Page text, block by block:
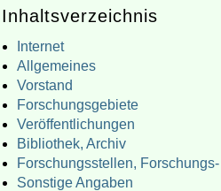
Inhaltsverzeichnis
Internet
Allgemeines
Vorstand
Forschungsgebiete
Veröffentlichungen
Bibliothek, Archiv
Forschungsstellen,
Sonstige Angaben